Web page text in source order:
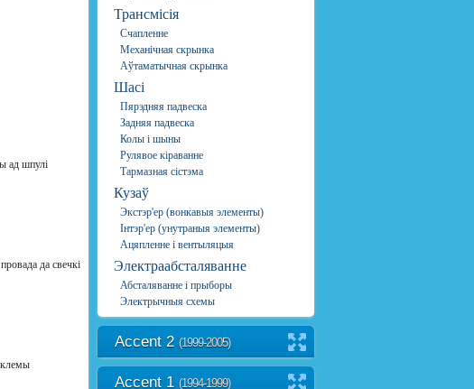
ад шпулі
да свечкі
клемы
Трансмісія
Счапленне
Механічная скрынка
Аўтаматычная скрынка
Шасі
Пярэдняя падвеска
Задняя падвеска
Колы і шыны
Рулявое кіраванне
Тармазная сістэма
Кузаў
Экстэр'ер (вонкавыя элементы)
Інтэр'ер (унутраныя элементы)
Ацяпленне і вентыляцыя
Электраабсталяванне
Абсталяванне і прыборы
Электрычныя схемы
Accent 2 (1999-2005)
Accent 1 (1994-1999)